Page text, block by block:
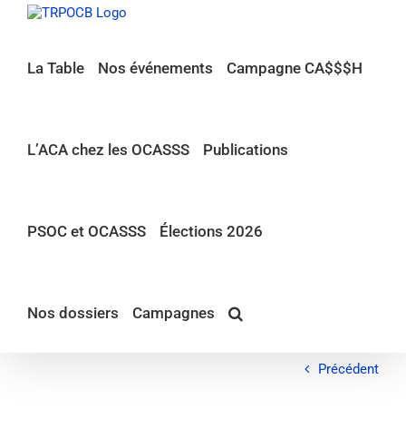
Passer
La Table Nos événements Campagne CA$$$H
L’ACA chez les OCASSS Publications
PSOC et OCASSS Élections 2026
Nos dossiers Campagnes
Précédent